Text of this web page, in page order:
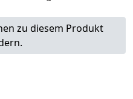
zu diesem Produkt